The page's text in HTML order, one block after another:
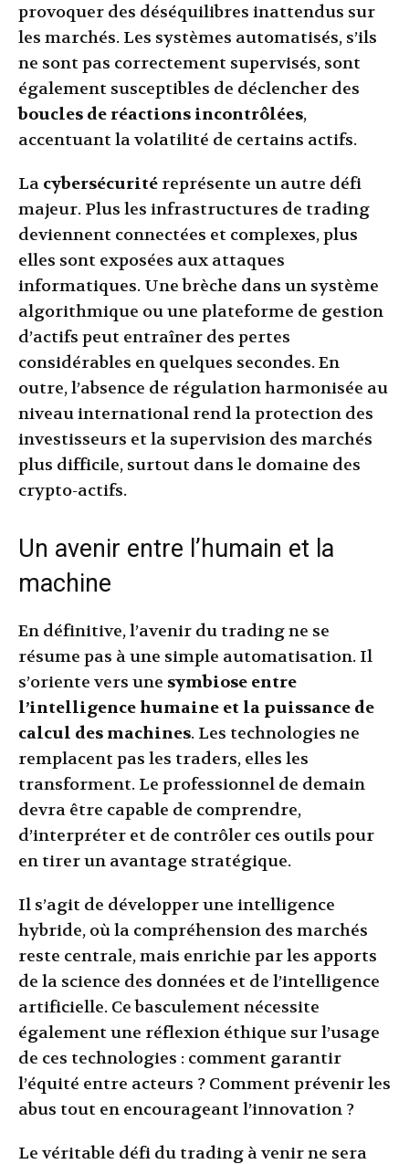
provoquer des déséquilibres inattendus sur
les marchés. Les systèmes automatisés, s’ils
ne sont pas correctement supervisés, sont
également susceptibles de déclencher des
boucles de réactions incontrôlées,
accentuant la volatilité de certains actifs.
La cybersécurité représente un autre défi
majeur. Plus les infrastructures de trading
deviennent connectées et complexes, plus
elles sont exposées aux attaques
informatiques. Une brèche dans un système
algorithmique ou une plateforme de gestion
d’actifs peut entraîner des pertes
considérables en quelques secondes. En
outre, l’absence de régulation harmonisée au
niveau international rend la protection des
investisseurs et la supervision des marchés
plus difficile, surtout dans le domaine des
crypto-actifs.
Un avenir entre l’humain et la
machine
En définitive, l’avenir du trading ne se
résume pas à une simple automatisation. Il
s’oriente vers une symbiose entre
l’intelligence humaine et la puissance de
calcul des machines. Les technologies ne
remplacent pas les traders, elles les
transforment. Le professionnel de demain
devra être capable de comprendre,
d’interpréter et de contrôler ces outils pour
en tirer un avantage stratégique.
Il s’agit de développer une intelligence
hybride, où la compréhension des marchés
reste centrale, mais enrichie par les apports
de la science des données et de l’intelligence
artificielle. Ce basculement nécessite
également une réflexion éthique sur l’usage
de ces technologies : comment garantir
l’équité entre acteurs ? Comment prévenir les
abus tout en encourageant l’innovation ?
Le véritable défi du trading à venir ne sera